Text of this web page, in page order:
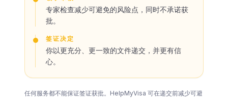
专家检查减少可避免的风险点，同时不承诺获
批。
签证决定
你以更充分、更一致的文件递交，并更有信
心。
任何服务都不能保证签证获批。HelpMyVisa 可在递交前减少可避